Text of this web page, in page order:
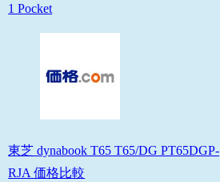
1 Pocket
東芝 dynabook T65 T65/DG PT65DGP-
RJA 価格比較